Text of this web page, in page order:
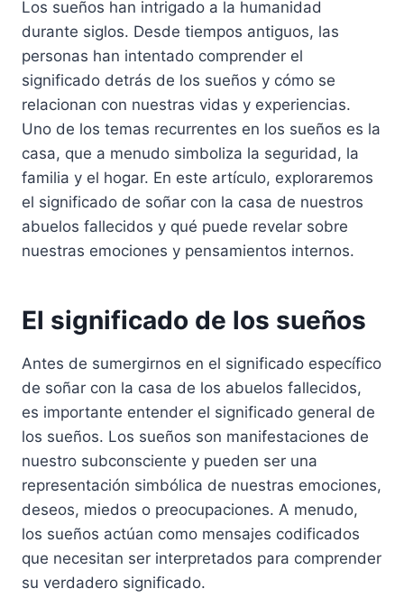
Los sueños han intrigado a la humanidad
durante siglos. Desde tiempos antiguos, las
personas han intentado comprender el
significado detrás de los sueños y cómo se
relacionan con nuestras vidas y experiencias.
Uno de los temas recurrentes en los sueños es la
casa, que a menudo simboliza la seguridad, la
familia y el hogar. En este artículo, exploraremos
el significado de soñar con la casa de nuestros
abuelos fallecidos y qué puede revelar sobre
nuestras emociones y pensamientos internos.
El significado de los sueños
Antes de sumergirnos en el significado específico
de soñar con la casa de los abuelos fallecidos,
es importante entender el significado general de
los sueños. Los sueños son manifestaciones de
nuestro subconsciente y pueden ser una
representación simbólica de nuestras emociones,
deseos, miedos o preocupaciones. A menudo,
los sueños actúan como mensajes codificados
que necesitan ser interpretados para comprender
su verdadero significado.